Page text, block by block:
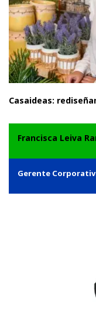
Casaideas:
Francisca Leiva
Gerente